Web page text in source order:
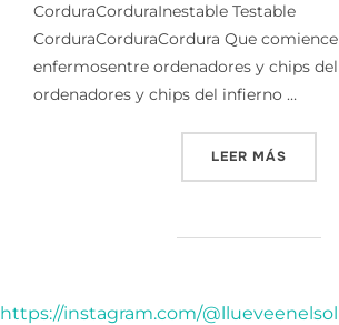
CorduraCorduraInestable Testable
CorduraCorduraCordura Que
enfermosentre ordenadores y chips
ordenadores y chips del infierno …
LEER MÁS
https://instagram.com/@llueveenelsol